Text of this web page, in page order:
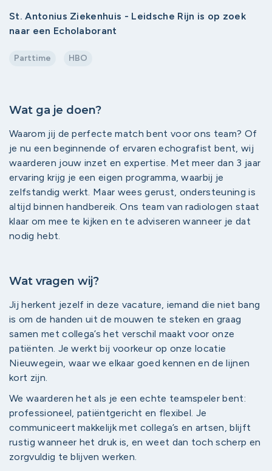
St. Antonius Ziekenhuis - Leidsche Rijn is op zoek
naar een Echolaborant
Parttime HBO
Wat ga je doen?
Waarom jij de perfecte match bent voor ons team? Of
je nu een beginnende of ervaren echografist bent, wij
waarderen jouw inzet en expertise. Met meer dan 3 jaar
ervaring krijg je een eigen programma, waarbij je
zelfstandig werkt. Maar wees gerust, ondersteuning is
altijd binnen handbereik. Ons team van radiologen staat
klaar om mee te kijken en te adviseren wanneer je dat
nodig hebt.
Wat vragen wij?
Jij herkent jezelf in deze vacature, iemand die niet bang
is om de handen uit de mouwen te steken en graag
samen met collega’s het verschil maakt voor onze
patiënten. Je werkt bij voorkeur op onze locatie
Nieuwegein, waar we elkaar goed kennen en de lijnen
kort zijn.
We waarderen het als je een echte teamspeler bent:
professioneel, patiëntgericht en flexibel. Je
communiceert makkelijk met collega’s en artsen, blijft
rustig wanneer het druk is, en weet dan toch scherp en
zorgvuldig te blijven werken.